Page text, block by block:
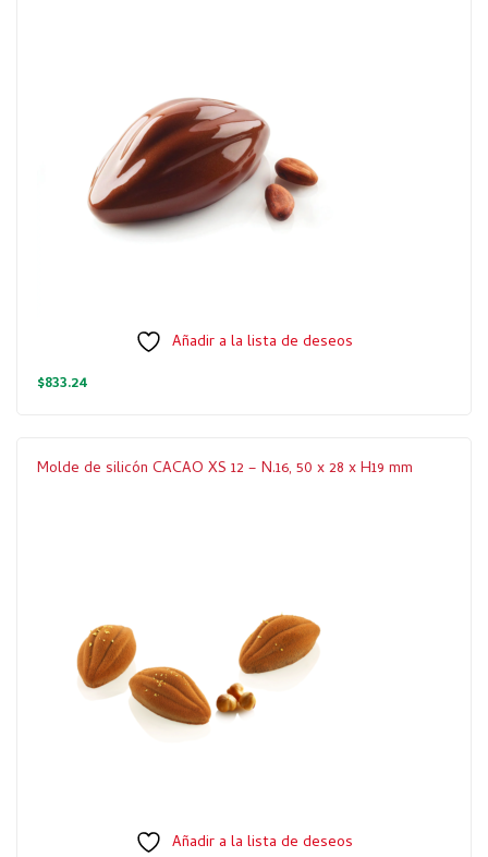
Añadir a la lista de deseos
$833.24
Molde de silicón CACAO XS 12 – N.16, 50 x 28 x H19 mm
Añadir a la lista de deseos